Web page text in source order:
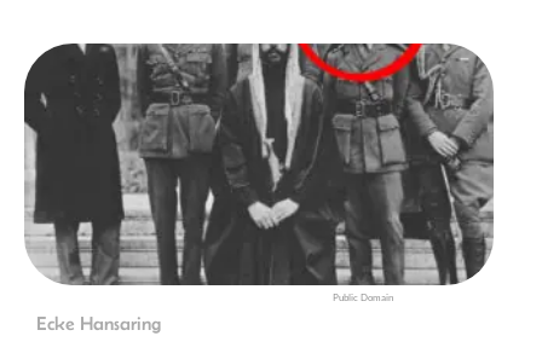
Public Domain
Ecke Hansaring